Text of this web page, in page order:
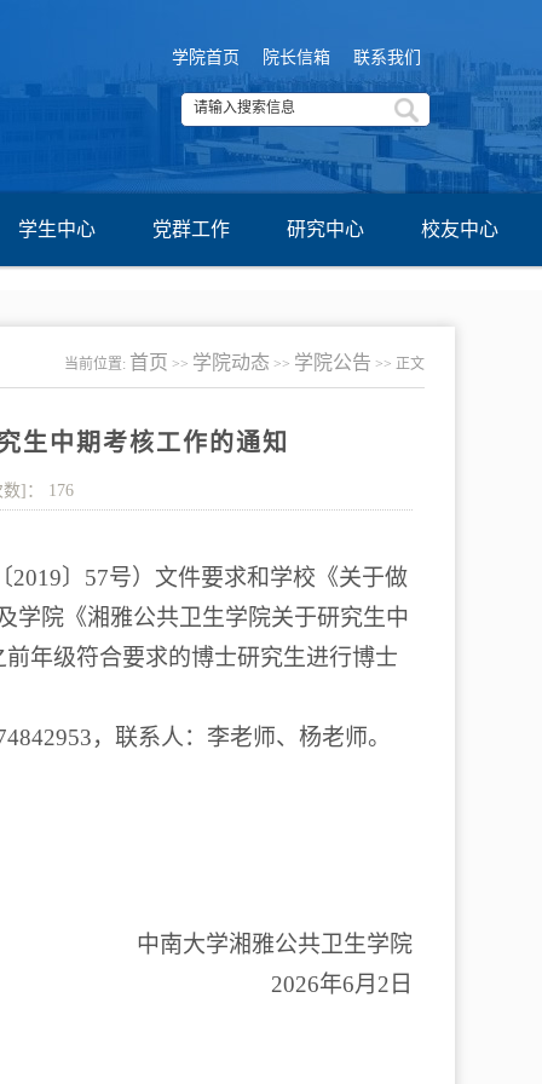
学院首页 院长信箱 联系我们
学生中心 党群工作 研究中心 校友中心
当前位置: 首页 >> 学院动态 >> 学院公告 >> 正文
生中期考核工作的通知
]： 176
2019〕 57号）文件要求和学校《关于做
学院《湘雅公共卫生学院关于研究生中
前年级符合要求的博士研究生进行博士
，联系人：李老师、杨老师。
中南大学湘雅公共卫生学院
2026年6月 2 日